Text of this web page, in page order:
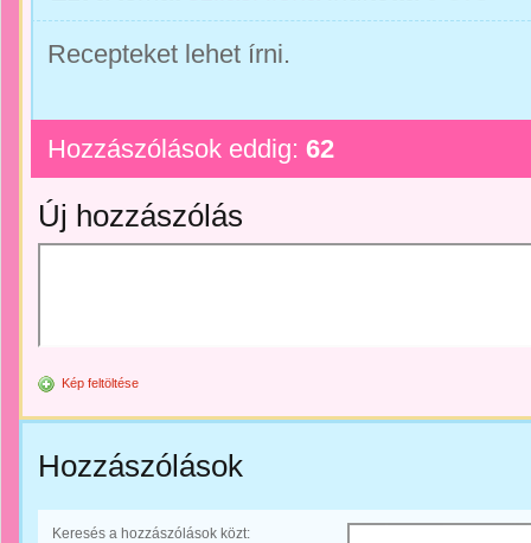
Recepteket lehet írni.
Hozzászólások eddig: 62
Új hozzászólás
Kép feltöltése
Hozzászólások
Keresés a hozzászólások közt: